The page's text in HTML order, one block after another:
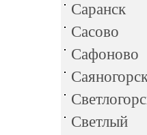
Саранск
Сасово
Сафоново
Светлый